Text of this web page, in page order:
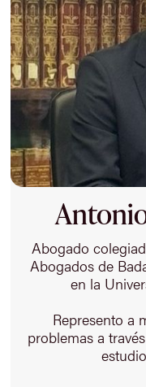
Abogado
Abogados de
en la
Represento a
problemas a